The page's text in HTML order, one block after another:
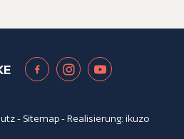
- Sitemap- Realisierung:ikuzo